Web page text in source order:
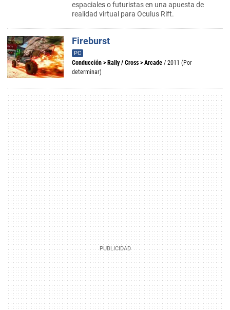
espaciales o futuristas en una apuesta de
realidad virtual para Oculus Rift.
Fireburst
PC
Conducción > Rally / Cross > Arcade / 2011 (Por
determinar)